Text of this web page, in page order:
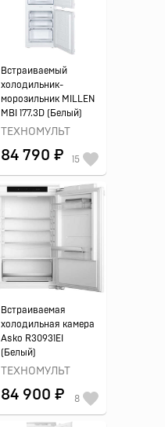
Встраиваемый
холодильник-
морозильник MILLEN
MBI 177.3D (Белый)
ТЕХНОМУЛЬТ
84 790 ₽ 15
Встраиваемая
холодильная камера
Asko R30931EI
(Белый)
ТЕХНОМУЛЬТ
84 900 ₽ 8